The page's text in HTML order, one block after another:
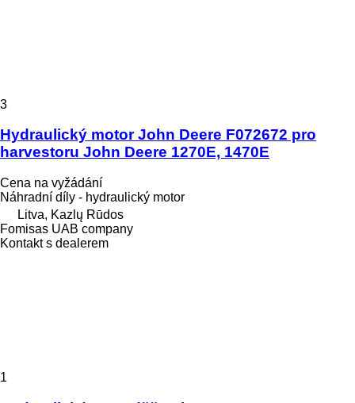
3
Hydraulický motor John Deere F072672 pro
harvestoru John Deere 1270E, 1470E
Cena na vyžádání
Náhradní díly - hydraulický motor
Litva, Kazlų Rūdos
Fomisas UAB company
Kontakt s dealerem
1